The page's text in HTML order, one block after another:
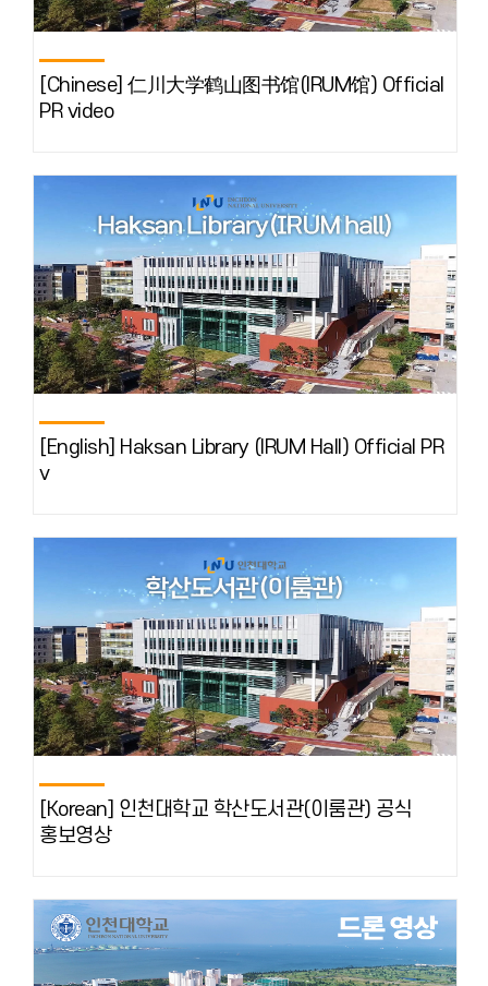
[Chinese] 仁川大学鹤山图书馆(IRUM馆) Official
PR video
[English] Haksan Library (IRUM Hall) Official PR
v
[Korean] 인천대학교 학산도서관(이룸관) 공식
홍보영상